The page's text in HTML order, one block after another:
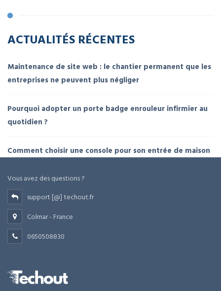
ACTUALITÉS RÉCENTES
Maintenance de site web : le chantier permanent que les
entreprises ne peuvent plus négliger
Pourquoi adopter un porte badge enrouleur infirmier au
quotidien ?
Comment choisir une console pour son entrée de maison
Vous avez des questions ?
support [@] techout.fr
Colmar - France
0650508830